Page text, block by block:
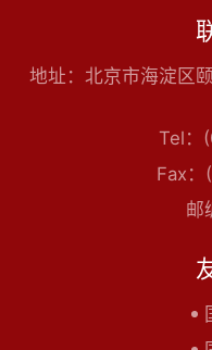
地址：北京市海淀区
Tel：
Fax：
邮